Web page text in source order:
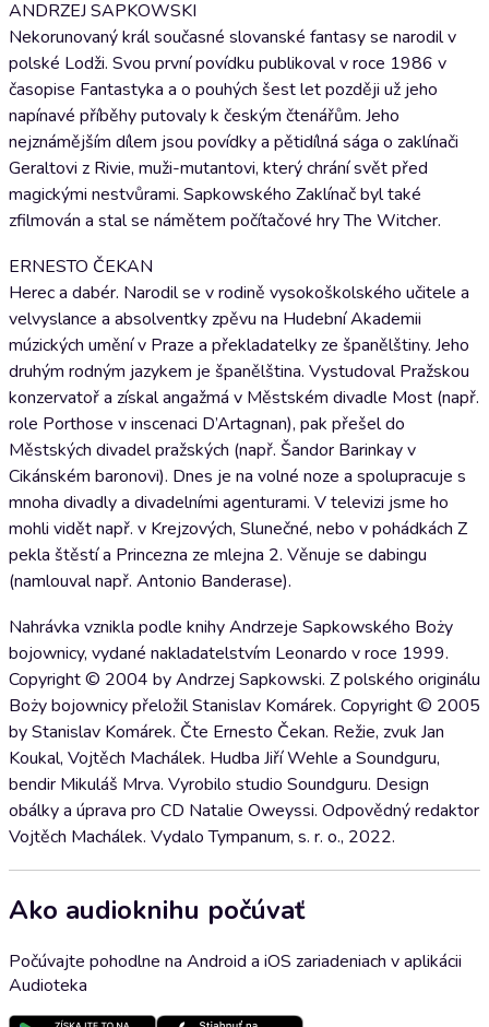
ANDRZEJ SAPKOWSKI
Nekorunovaný král současné slovanské fantasy se narodil v
polské Lodži. Svou první povídku publikoval v roce 1986 v
časopise Fantastyka a o pouhých šest let později už jeho
napínavé příběhy putovaly k českým čtenářům. Jeho
nejznámějším dílem jsou povídky a pětidílná sága o zaklínači
Geraltovi z Rivie, muži-mutantovi, který chrání svět před
magickými nestvůrami. Sapkowského Zaklínač byl také
zfilmován a stal se námětem počítačové hry The Witcher.
ERNESTO ČEKAN
Herec a dabér. Narodil se v rodině vysokoškolského učitele a
velvyslance a absolventky zpěvu na Hudební Akademii
múzických umění v Praze a překladatelky ze španělštiny. Jeho
druhým rodným jazykem je španělština. Vystudoval Pražskou
konzervatoř a získal angažmá v Městském divadle Most (např.
role Porthose v inscenaci D’Artagnan), pak přešel do
Městských divadel pražských (např. Šandor Barinkay v
Cikánském baronovi). Dnes je na volné noze a spolupracuje s
mnoha divadly a divadelními agenturami. V televizi jsme ho
mohli vidět např. v Krejzových, Slunečné, nebo v pohádkách Z
pekla štěstí a Princezna ze mlejna 2. Věnuje se dabingu
(namlouval např. Antonio Banderase).
Nahrávka vznikla podle knihy Andrzeje Sapkowského Boży
bojownicy, vydané nakladatelstvím Leonardo v roce 1999.
Copyright © 2004 by Andrzej Sapkowski. Z polského originálu
Boży bojownicy přeložil Stanislav Komárek. Copyright © 2005
by Stanislav Komárek. Čte Ernesto Čekan. Režie, zvuk Jan
Koukal, Vojtěch Machálek. Hudba Jiří Wehle a Soundguru,
bendir Mikuláš Mrva. Vyrobilo studio Soundguru. Design
obálky a úprava pro CD Natalie Oweyssi. Odpovědný redaktor
Vojtěch Machálek. Vydalo Tympanum, s. r. o., 2022.
Ako audioknihu počúvať
Počúvajte pohodlne na Android a iOS zariadeniach v aplikácii
Audioteka